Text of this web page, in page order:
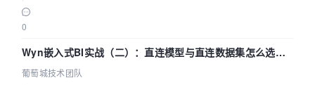
0
Wyn嵌入式BI实战（二）：直连模型与直连数据集怎么选，
参数为什么不生效？| 葡萄城技术团队
葡萄城技术团队